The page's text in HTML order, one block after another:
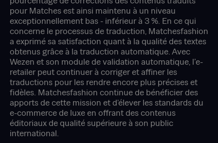
pour Matches est ainsi maintenu à un niveau
exceptionnellement bas - inférieur à 3 %. En ce qui
concerne le processus de traduction, Matchesfashion
a exprimé sa satisfaction quant à la qualité des textes
obtenus grâce à la traduction automatique. Avec
Wezen et son module de validation automatique, l’e-
retailer peut continuer à corriger et affiner les
traductions pour les rendre encore plus précises et
fidèles. Matchesfashion continue de bénéficier des
apports de cette mission et d'élever les standards du
e-commerce de luxe en offrant des contenus
éditoriaux de qualité supérieure à son public
international.